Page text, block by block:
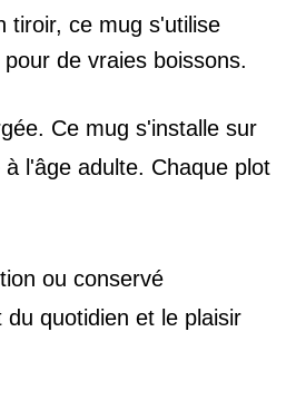
tiroir, ce mug s'utilise
de vraies boissons.
Ce mug s'installe sur
l'âge adulte. Chaque plot
ou conservé
quotidien et le plaisir